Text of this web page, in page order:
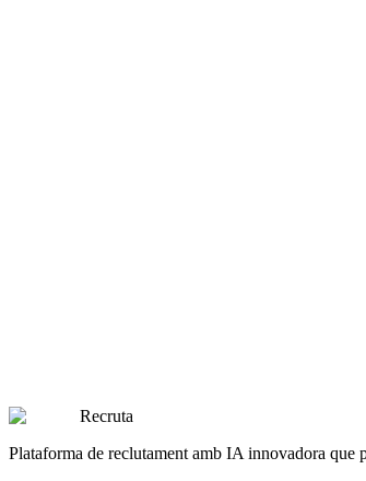
Recruta
Plataforma de reclutament amb IA innovadora